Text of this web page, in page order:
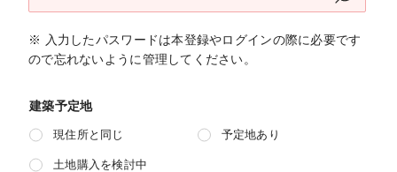
※ 入力したパスワードは本登録やログインの際に必要です
ので忘れないように管理してください。
建築予定地
現住所と同じ 予定地あり
土地購入を検討中